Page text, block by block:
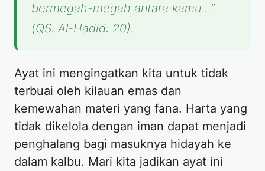
bermegah-megah antara kamu…”
(QS. Al-Hadid: 20).
Ayat ini mengingatkan kita untuk tidak
terbuai oleh kilauan emas dan
kemewahan materi yang fana. Harta yang
tidak dikelola dengan iman dapat menjadi
penghalang bagi masuknya hidayah ke
dalam kalbu. Mari kita jadikan ayat ini